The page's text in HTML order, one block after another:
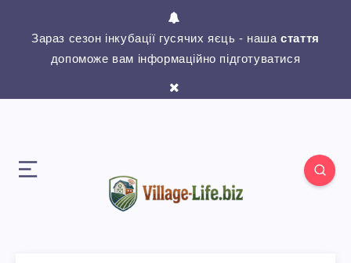
Зараз сезон інкубації гусячих яєць - нашастаття
допоможе вам інформаційно підготуватися